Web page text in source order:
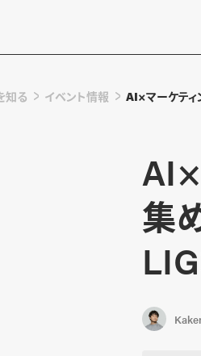
知る イベント情報 AI×マーケティ
AI×
集